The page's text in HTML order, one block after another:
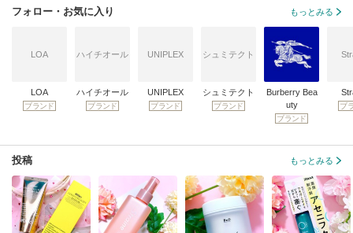
フォロー・お気に入り もっとみる
LOA
LOA
ブランド
ハイチオール
ハイチオール
ブランド
UNIPLEX
UNIPLEX
ブランド
シュミテクト
シュミテクト
ブランド
Burberry Bea
uty
ブランド
ブ
投稿 もっとみる